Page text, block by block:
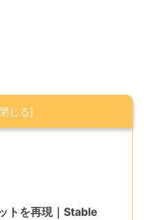
トを再現｜Stable